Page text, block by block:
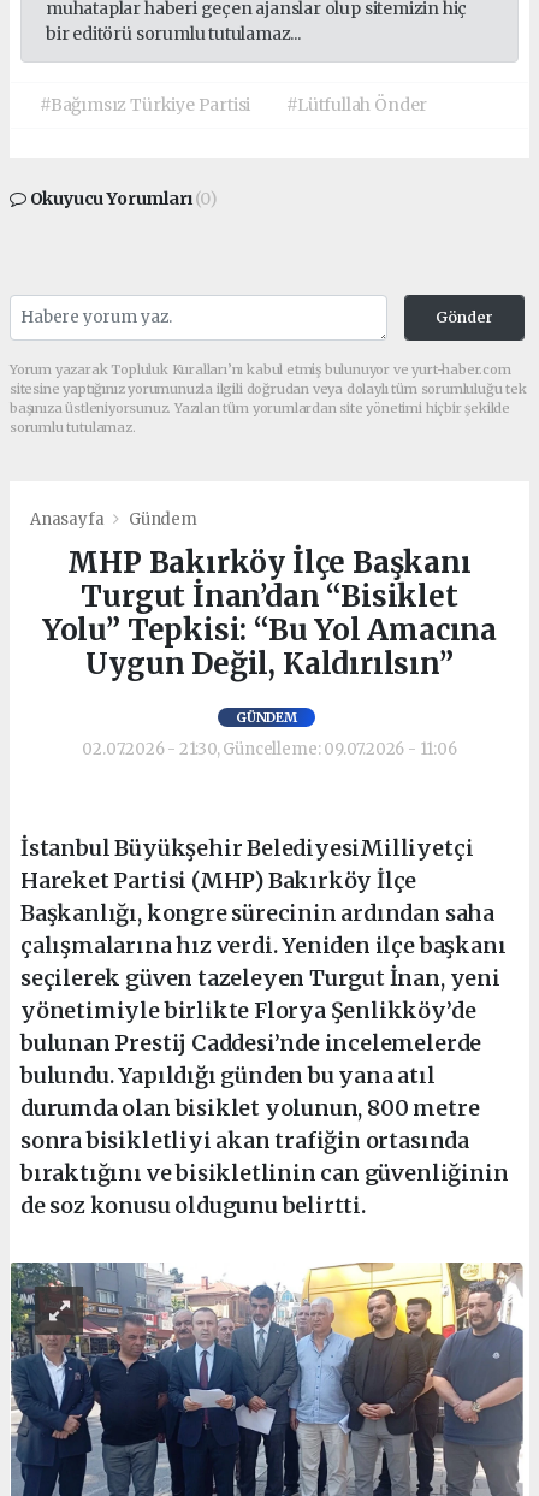
muhataplar haberi geçen ajanslar olup sitemizin hiç
bir editörü sorumlu tutulamaz...
#Bağımsız Türkiye Partisi #Lütfullah Önder
Okuyucu Yorumları(0)
Gönder
Yorum yazarak Topluluk Kuralları’nı kabul etmiş bulunuyor ve yurt-haber.com
sitesine yaptığınız yorumunuzla ilgili doğrudan veya dolaylı tüm sorumluluğu tek
başınıza üstleniyorsunuz. Yazılan tüm yorumlardan site yönetimi hiçbir şekilde
sorumlu tutulamaz.
Anasayfa Gündem
MHP Bakırköy İlçe Başkanı
Turgut İnan’dan “Bisiklet
Yolu” Tepkisi: “Bu Yol Amacına
Uygun Değil, Kaldırılsın”
GÜNDEM
02.07.2026 - 21:30, Güncelleme: 09.07.2026 - 11:06
İstanbul Büyükşehir BelediyesiMilliyetçi
Hareket Partisi (MHP) Bakırköy İlçe
Başkanlığı, kongre sürecinin ardından saha
çalışmalarına hız verdi. Yeniden ilçe başkanı
seçilerek güven tazeleyen Turgut İnan, yeni
yönetimiyle birlikte Florya Şenlikköy’de
bulunan Prestij Caddesi’nde incelemelerde
bulundu. Yapıldığı günden bu yana atıl
durumda olan bisiklet yolunun, 800 metre
sonra bisikletliyi akan trafiğin ortasında
bıraktığını ve bisikletlinin can güvenliğinin
de soz konusu oldugunu belirtti.